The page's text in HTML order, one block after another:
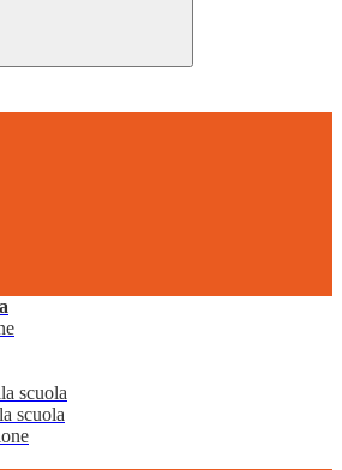
scuola
scuola